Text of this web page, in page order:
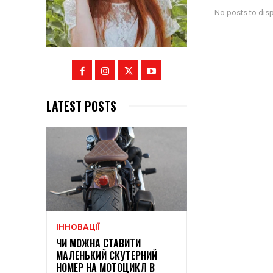
LATEST POSTS
ІННОВАЦІЇ
ЧИ МОЖНА СТАВИТИ
МАЛЕНЬКИЙ СКУТЕРНИЙ
НОМЕР НА МОТОЦИКЛ В
No posts to